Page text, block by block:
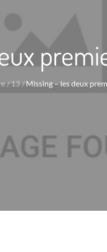
13 Missing – les deux